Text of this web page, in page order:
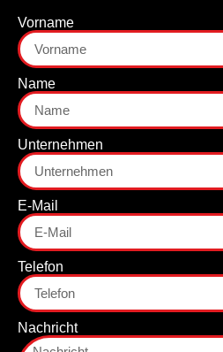
Vorname
Name
Unternehmen
E-Mail
Telefon
Nachricht